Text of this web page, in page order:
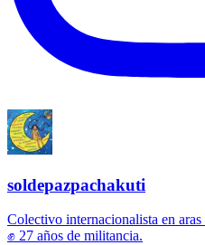
soldepazpachakuti
Colectivo internacionalista en
✊ 27 años de militancia.